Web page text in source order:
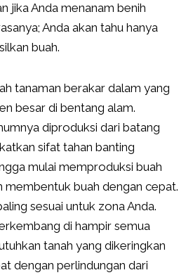
jika Anda menanam benih
Anda akan tahu hanya
buah.
tanaman berakar dalam yang
besar di bentang alam.
diproduksi dari batang
sifat tahan banting
mulai memproduksi buah
membentuk buah dengan cepat.
sesuai untuk zona Anda.
di hampir semua
tanah yang dikeringkan
dengan perlindungan dari